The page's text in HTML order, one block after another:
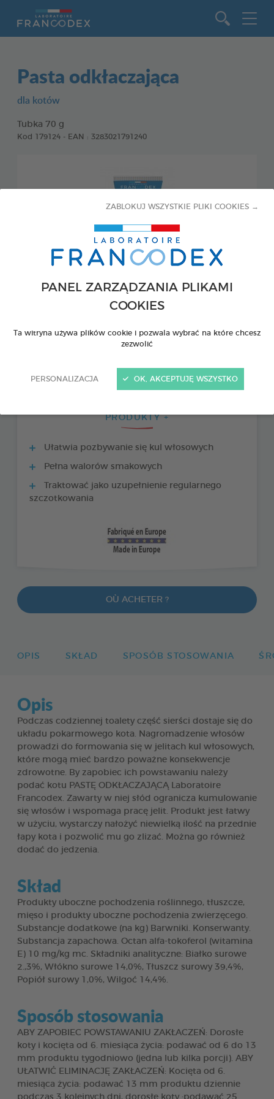
PANEL ZARZĄDZANIA PLIKAMI
COOKIES
Ta witryna używa plików cookie i pozwala wybrać na które chcesz
zezwolić
PERSONALIZACJA
ZABLOKUJ WSZYSTKIE PLIKI COOKIES →
OK, AKCEPTUJĘ WSZYSTKO
Pasta odkłaczająca
dla kotów
Tubka 70 g
Kod 179124 - EAN : 3283021791240
PRODUKTY +
Ułatwia pozbywanie się kul włosowych
Pełna walorów smakowych
Traktować jako uzupełnienie regularnego
szczotkowania
OÙ ACHETER ?
OPIS SKŁAD SPOSÓB STOSOWANIA
Opis
Podczas codziennej toalety część sierści dostaje się do
układu pokarmowego kota. Nagromadzenie włosów
prowadzi do formowania się w jelitach kul włosowych,
które mogą mieć bardzo poważne konsekwencje
zdrowotne. By zapobiec ich powstawaniu należy
podać kotu PASTĘ ODKŁACZAJĄCĄ Laboratoire
Francodex. Zawarty w niej słód ogranicza kumulowanie
się włosów i wspomaga pracę jelit. Produkt jest łatwy
w użyciu, wystarczy nałożyć niewielką ilość na przednie
łapy kota i pozwolić mu go zlizać. Można go również
dodać do jedzenia.
Skład
Produkty uboczne pochodzenia roślinnego, tłuszcze,
mięso i produkty uboczne pochodzenia zwierzęcego.
Substancje dodatkowe (na kg) Barwniki. Konserwanty.
Substancja zapachowa. Octan alfa-tokoferol (witamina
E) 10 mg/kg mc. Składniki analityczne: Białko surowe
2.,3%, Włókno surowe 14,0%, Tłuszcz surowy 39,4%,
Popiół surowy 1,0%, Wilgoć 14,4%.
Sposób stosowania
ABY ZAPOBIEC POWSTAWANIU ZAKŁACZEŃ: Dorosłe
koty i kocięta od 6. miesiąca życia: podawać od 6 do 13
mm produktu tygodniowo (jedna lub kilka porcji). ABY
UŁATWIĆ ELIMINACJĘ ZAKŁACZEŃ: Kocięta od 6.
miesiąca życia: podawać 13 mm produktu dziennie
podczas 3 kolejnych dni, dorosłe koty :podawać 25